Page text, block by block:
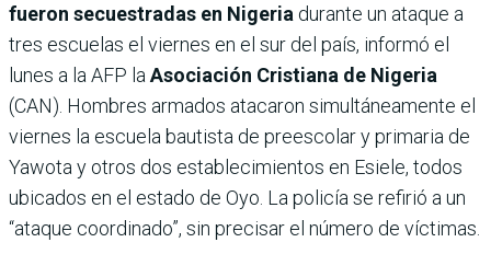
fueron secuestradas en Nigeria durante un ataque a
tres escuelas el viernes en el sur del país, informó el
lunes a la AFP laAsociación Cristiana de Nigeria
(CAN). Hombres armados atacaron simultáneamente el
viernes la escuela bautista de preescolar y primaria de
Yawota y otros dos establecimientos en Esiele, todos
ubicados en el estado de Oyo. La policía se refirió a un
“ataque coordinado”, sin precisar el número de víctimas.